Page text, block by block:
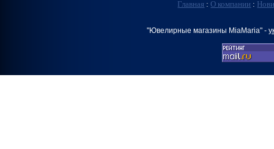
Главная :О компании :
"Ювелирные магазины MiaMaria" -